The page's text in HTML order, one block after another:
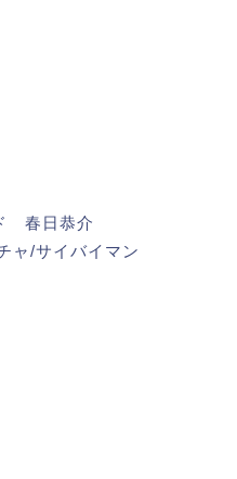
春日恭介
ャ/サイバイマン